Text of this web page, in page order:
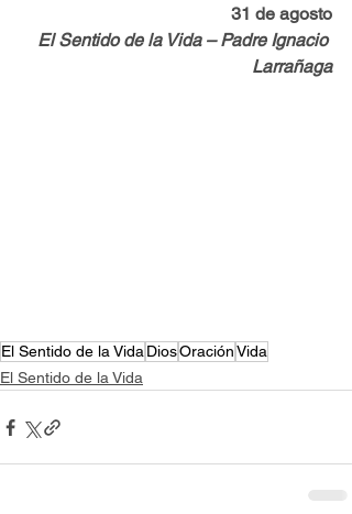
31 de agosto
El Sentido de la Vida – Padre Ignacio
Larrañaga
El Sentido de la VidaDiosOraciónVida
El Sentido de la Vida